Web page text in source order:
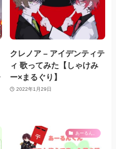
クレノア – アイデンティテ
ィ 歌ってみた【しゃけみ
ー×まるぐり】
2022年1月29日
あーるん。